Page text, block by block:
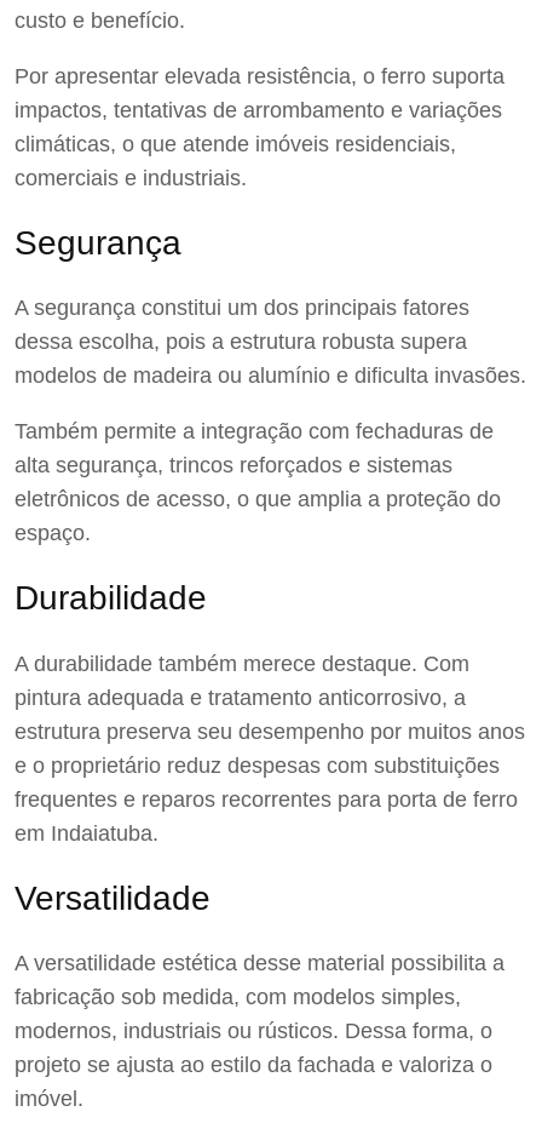
custo e benefício.
Por apresentar elevada resistência, o ferro suporta
impactos, tentativas de arrombamento e variações
climáticas, o que atende imóveis residenciais,
comerciais e industriais.
Segurança
A segurança constitui um dos principais fatores
dessa escolha, pois a estrutura robusta supera
modelos de madeira ou alumínio e dificulta invasões.
Também permite a integração com fechaduras de
alta segurança, trincos reforçados e sistemas
eletrônicos de acesso, o que amplia a proteção do
espaço.
Durabilidade
A durabilidade também merece destaque. Com
pintura adequada e tratamento anticorrosivo, a
estrutura preserva seu desempenho por muitos anos
e o proprietário reduz despesas com substituições
frequentes e reparos recorrentes para porta de ferro
em Indaiatuba.
Versatilidade
A versatilidade estética desse material possibilita a
fabricação sob medida, com modelos simples,
modernos, industriais ou rústicos. Dessa forma, o
projeto se ajusta ao estilo da fachada e valoriza o
imóvel.